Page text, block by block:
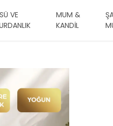
VE
MUM &
KANDİL